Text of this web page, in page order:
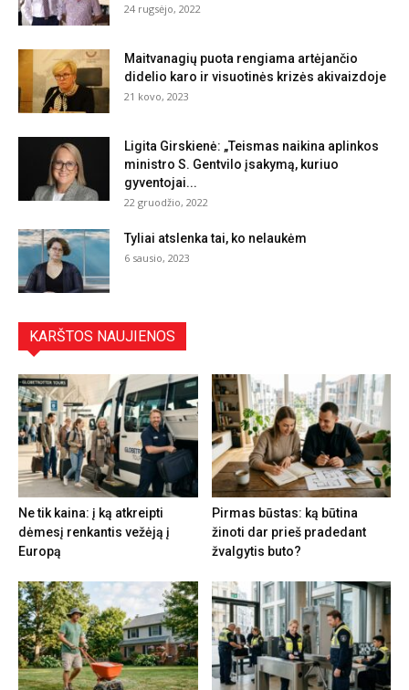
24 rugsėjo, 2022
Maitvanagių puota rengiama artėjančio
didelio karo ir visuotinės krizės akivaizdoje
21 kovo, 2023
Ligita Girskienė: „Teismas naikina aplinkos
ministro S. Gentvilo įsakymą, kuriuo
gyventojai...
22 gruodžio, 2022
Tyliai atslenka tai, ko nelaukėm
6 sausio, 2023
KARŠTOS NAUJIENOS
Ne tik kaina: į ką atkreipti
dėmesį renkantis vežėją į
Europą
Pirmas būstas: ką būtina
žinoti dar prieš pradedant
žvalgytis buto?